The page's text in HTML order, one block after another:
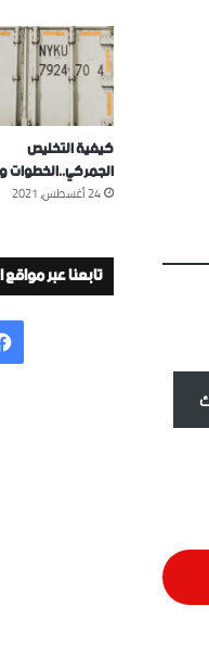
كيفية التخليص
الجمركي..الخطوات
24 أغسطس، 2021
تابعنا عبر